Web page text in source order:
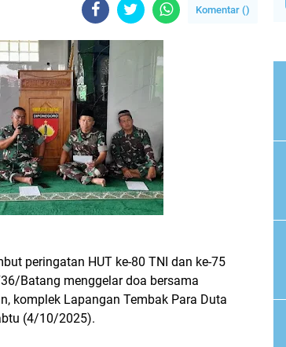
Komentar ()
peringatan HUT ke-80 TNI dan ke-75
Batang menggelar doa bersama
komplek Lapangan Tembak Para Duta
(4/10/2025).